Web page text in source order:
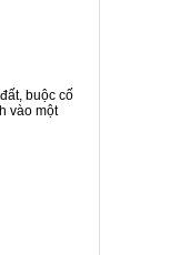
buộc cố
vào một